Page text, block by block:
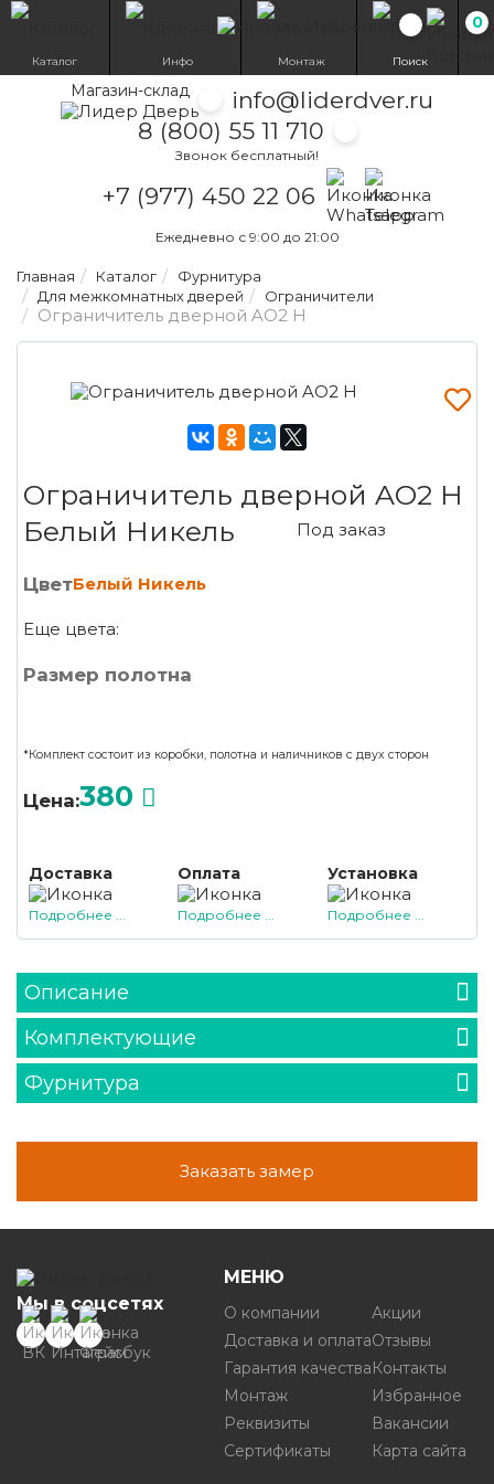
Магазин-склад
info@liderdver.ru
8 (800) 55 11 710
Звонок бесплатный!
+7 (977) 450 22 06
Написать на
Написать на
Ежедневно с 9:00 до 21:00
0
Каталог Инфо Монтаж Поиск
Главная Каталог
Фурнитура
Для межкомнатных дверей
Ограничители
Ограничитель дверной AO2 H
Ограничитель дверной AO2 H
Белый Никель
Под заказ
ЦветБелый Никель
Еще цвета:
Размер полотна
*Комплект состоит из коробки, полотна и наличников с двух сторон
Цена:380
Доставка
Подробнее ...
Оплата
Подробнее ...
Установка
Подробнее ...
Описание
Комплектующие
Фурнитура
Заказать замер
Мы в соцсетях
МЕНЮ
О компании
Доставка и оплата
Гарантия качества
Монтаж
Реквизиты
Сертификаты
Акции
Отзывы
Контакты
Избранное
Вакансии
Карта сайта